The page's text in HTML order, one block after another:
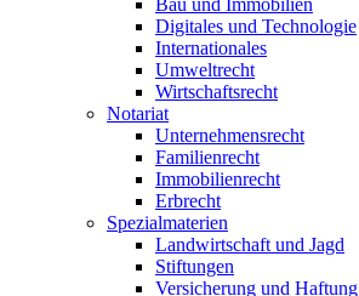
Bau und Immobilien
Digitales und Technologie
Internationales
Umweltrecht
Wirtschaftsrecht
Notariat
Unternehmensrecht
Familienrecht
Immobilienrecht
Erbrecht
Spezialmaterien
Landwirtschaft und Jagd
Stiftungen
Versicherung und Haftung